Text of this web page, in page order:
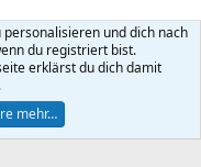
Hilfe
R
Ltd.
und dich nach
du registriert bist.
erklärst du dich damit
mehr…